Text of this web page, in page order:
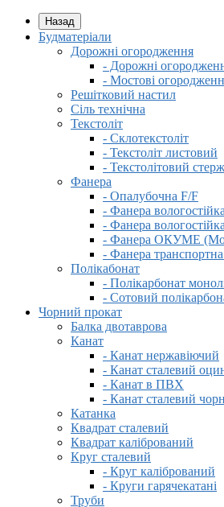
Назад
Будматеріали
Дорожні огородження
- Дорожні
- Мостові
Решітковий настил
Сіль технічна
Текстоліт
- Склотекстоліт
- Текстоліт листовий
- Текстолітовий
Фанера
- Опалубочна F/F
- Фанера
- Фанера
- Фанера ОКУМЕ
- Фанера
Полікабонат
- Полікарбонат
- Сотовий
Чорний прокат
Балка двотаврова
Канат
- Канат нержавіючий
- Канат сталевий
- Канат в ПВХ
- Канат сталевий
Катанка
Квадрат сталевий
Квадрат калібрований
Круг сталевий
- Круг калібрований
- Круги гарячекатані
Труби